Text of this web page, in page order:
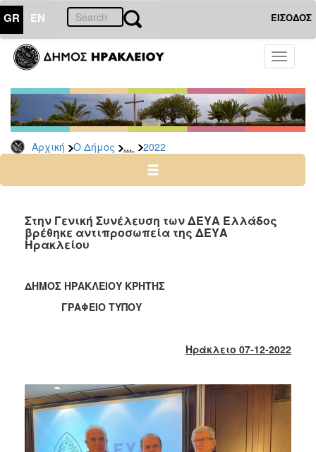
GR EN ΕΙΣΟΔΟΣ
Toggle
Αρχική Ο Δήμος ... 2022
ΔΗΜΟΣ
Δελτία
Τύπου
Αρχείο
2026
2024
2022
2021
2015
2013
2012
2011
Στην Γενική Συνέλευση των ΔΕΥΑ Ελλάδος
βρέθηκε αντιπροσωπεία της ΔΕΥΑ
Ηρακλείου
ΔΗΜΟΣ ΗΡΑΚΛΕΙΟΥ ΚΡΗΤΗΣ
ΓΡΑΦΕΙΟ ΤΥΠΟΥ
Ηράκλειο 07-12-2022